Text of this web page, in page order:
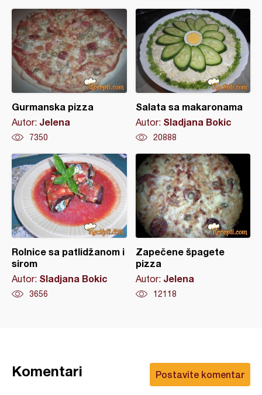
Gurmanska pizza
Autor: Jelena
7350
Salata sa makaronama
Autor: Sladjana Bokic
20888
Rolnice sa patlidžanom i
sirom
Autor: Sladjana Bokic
3656
Zapečene špagete
pizza
Autor: Jelena
12118
Postavite komentar
Komentari